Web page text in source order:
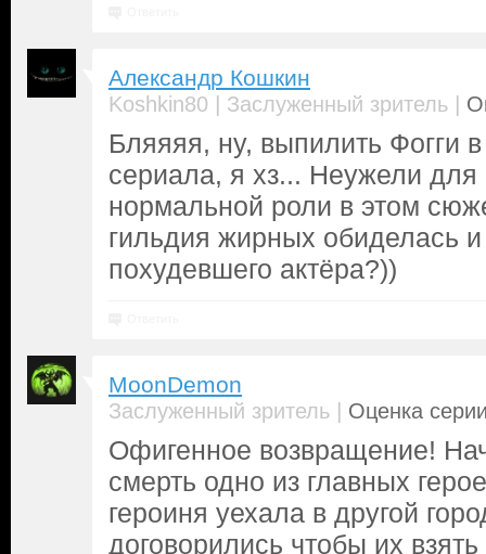
Александр Кошкин
Koshkin80 | Заслуженный зритель |
Бляяяя, ну, выпилить Фогги
сериала, я хз... Неужели для
нормальной роли в этом
гильдия жирных обиделась
похудевшего актёра?))
MoonDemon
Заслуженный зритель | Оценка
Офигенное возвращение!
смерть одно из главных
героиня уехала в другой
договорились чтобы их